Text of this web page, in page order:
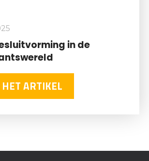
in de
HET ARTIKEL